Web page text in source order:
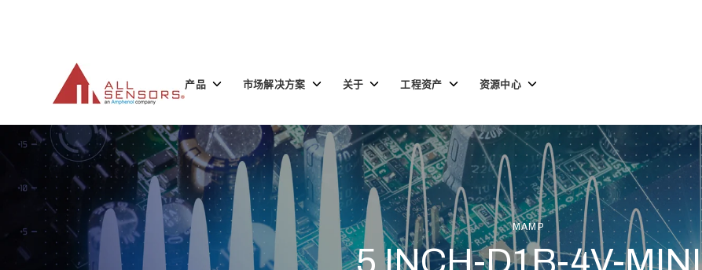
产品 Toggle
品
市场解决方案 Toggle
children
场
解
决
方
关于 Toggle
于
工程资产 Toggle
children
程
资
产
资源中心 Toggle
源
中
心
MAMP
5 INCH-D1B-4V-MINI